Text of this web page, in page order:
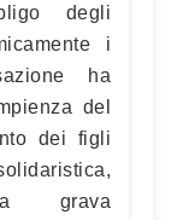
degli
i
ha
del
dei figli
grava